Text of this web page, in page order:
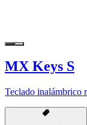
MX Keys S
Teclado inalámbrico